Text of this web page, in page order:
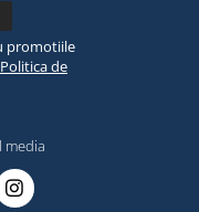
promotiile
Politica de
media